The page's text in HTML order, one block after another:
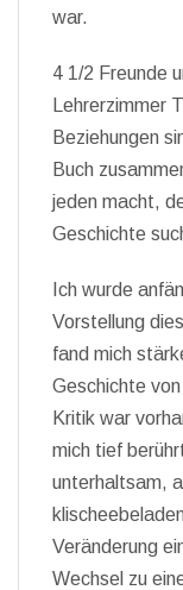
war.
4 1/2 Freunde
Lehrerzimmer
Beziehungen
Buch
jeden macht,
Geschichte
Ich wurde
Vorstellung
fand mich
Geschichte
Kritik war
mich tief
unterhaltsam,
Veränderung
Wechsel zu